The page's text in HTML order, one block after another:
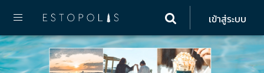
เข้าสู่ระบบ